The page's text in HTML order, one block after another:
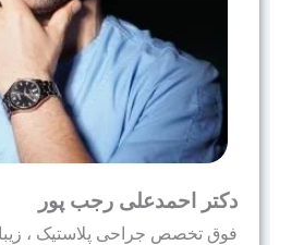
دکتر احمدعلی رجب پور
فوق تخصص جراحی پلاستیک ،